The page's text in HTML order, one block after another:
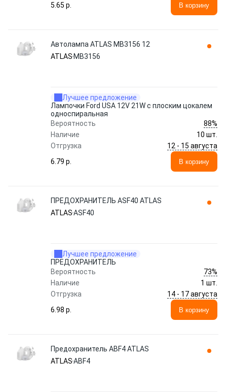
5.65 p.
В корзину
Автолампа ATLAS MB3156 12
ATLAS MB3156
Лучшее предложение
Лампочки Ford USA 12V 21W с плоским цокалем
односпиральная
Вероятность
88%
Наличие
10 шт.
Отгрузка
12 - 15 августа
6.79 p.
В корзину
ПРЕДОХРАНИТЕЛЬ ASF40 ATLAS
ATLASASF40
Лучшее предложение
ПРЕДОХРАНИТЕЛЬ
Вероятность
73%
Наличие
1 шт.
Отгрузка
14 - 17 августа
6.98 p.
В корзину
Предохранитель ABF4 ATLAS
ATLASABF4